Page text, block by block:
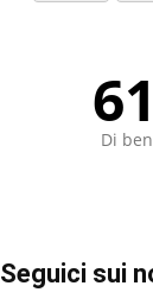
Di
Seguici sui